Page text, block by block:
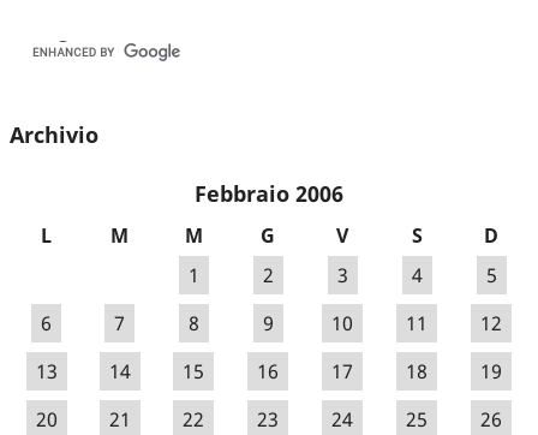
Archivio
Febbraio 2006
L M M G V S
D
1
2 3 4
5
6
7 8 9 10 11
12
13
14 15 16 17 18
19
20
21 22 23 24 25
26